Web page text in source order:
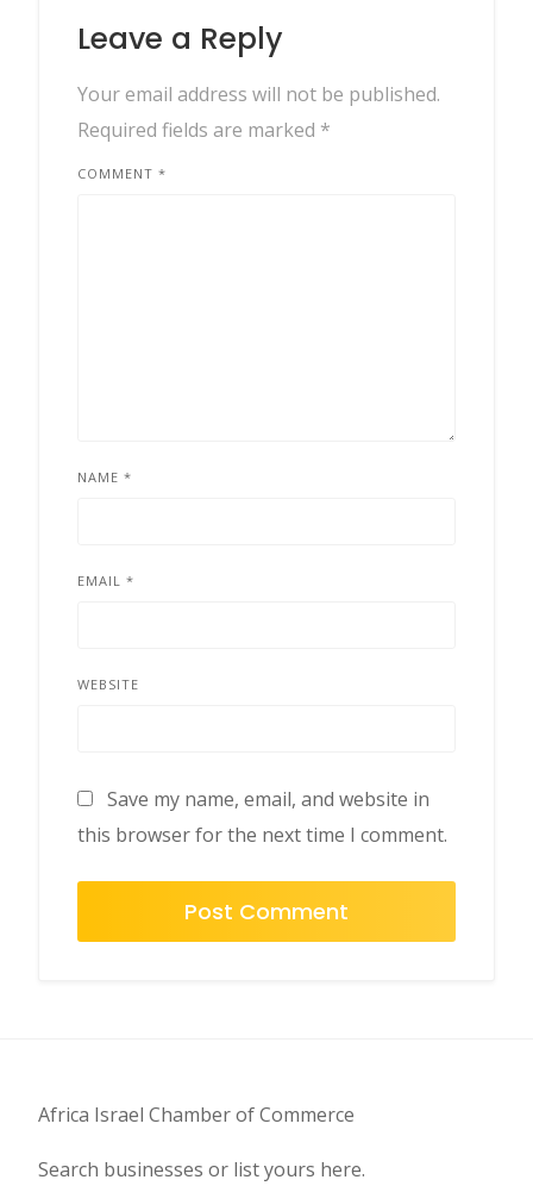
Leave a Reply
Your email address will not be published.
Required fields are marked *
COMMENT *
NAME *
EMAIL *
WEBSITE
Save my name, email, and website in
this browser for the next time I comment.
Africa Israel Chamber of Commerce
Search businesses or list yours here.